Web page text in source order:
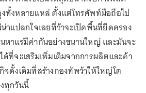
ทั้งหลายแหล่ ตั้งแต่โทรศัพท์มือถือไป
าแปลกใจเลยที่ว้าจะเปิดพื้นที่ยึดครอง
หาแร่มีค่ากันอย่างขนานใหญ่ และมันจะ
ด้ที่จะเสริมเพิ่มเติมจากการผลิตและค้า
จดั้งเดิมที่สร้างกองทัพว้าให้ใหญ่โต
ทุกวันนี้